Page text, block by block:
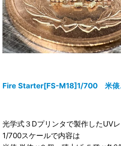
Fire Starter[FS-M18]1/700 米俵
光学式３Dプリンタで製作したUV
1/700スケールで内容は